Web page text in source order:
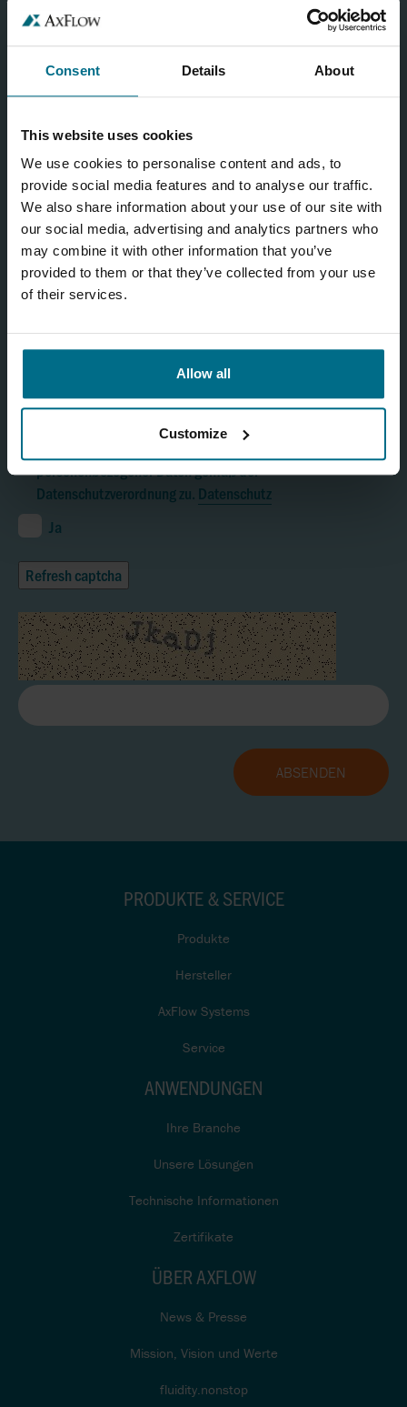
Consent Details About
This website uses cookies
We use cookies to personalise content and ads, to
provide social media features and to analyse our traffic.
We also share information about your use of our site with
our social media, advertising and analytics partners who
may combine it with other information that you’ve
provided to them or that they’ve collected from your use
of their services.
Allow all
Customize
Ich stimme der Erhebung, Verarbeitung und Nutzung
personenbezogener Daten gemäß der
Datenschutzverordnung zu. Datenschutz
Ja
Refresh captcha
PRODUKTE & SERVICE
Produkte
Hersteller
AxFlow Systems
Service
ANWENDUNGEN
Ihre Branche
Unsere Lösungen
Technische Informationen
Zertifikate
ÜBER AXFLOW
News & Presse
Mission, Vision und Werte
fluidity.nonstop